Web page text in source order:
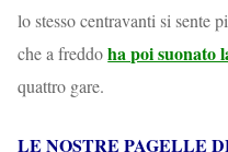
lo stesso centravanti si sente
che a freddoha poi suonato
quattro gare.
LE NOSTRE PAGELLE